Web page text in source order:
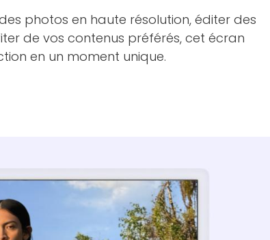
photos en haute résolution, éditer des
de vos contenus préférés, cet écran
en un moment unique.